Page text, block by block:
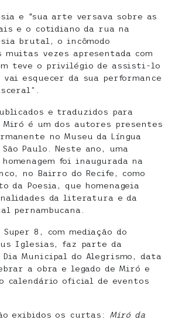
e “sua arte versava sobre as
e o cotidiano da rua na
brutal, o incômodo
muitas vezes apresentada com
teve o privilégio de assisti-lo
esquecer da sua performance
e traduzidos para
é um dos autores presentes
no Museu da Língua
Paulo. Neste ano, uma
foi inaugurada na
no Bairro do Recife, como
da Poesia, que homenageia
da literatura e da
pernambucana.
8, com mediação do
Iglesias, faz parte da
Dia Municipal do Alegrismo, data
a obra e legado de Miró e
calendário oficial de eventos
exibidos os curtas: Miró da